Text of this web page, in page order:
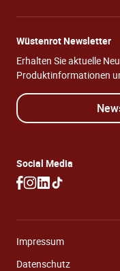
Wüstenrot Newsletter
Erhalten Sie aktuelle
Produktinformationen
Social Media
Impressum
Datenschutz